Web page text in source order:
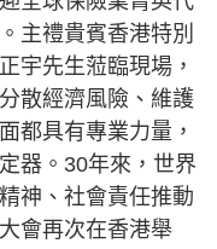
主禮貴賓香港特別
宇先生蒞臨現場，
散經濟風險、維護
都具有專業力量，
器。30年來，世界
神、社會責任推動
會再次在香港舉